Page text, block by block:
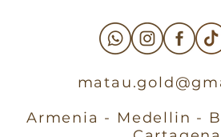
Armenia - Medellin -